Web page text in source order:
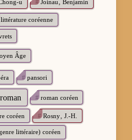
u #Joinau‚ Benjamin
littérature coréenne
Âge
#pansori
#roman coréen
coréen #Rosny‚ J.-H.
littéraire) coréen